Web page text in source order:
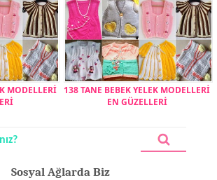
MODELLERİ
138 TANE BEBEK YELEK MODELLERİ
EN GÜZELLERİ
Sosyal Ağlarda Biz